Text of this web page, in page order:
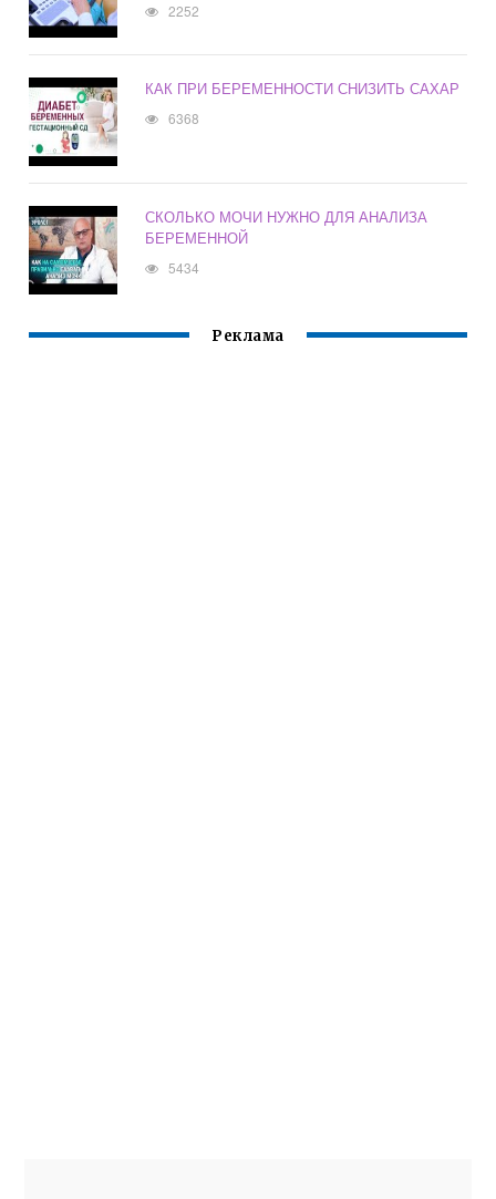
2252
КАК ПРИ БЕРЕМЕННОСТИ СНИЗИТЬ САХАР
6368
СКОЛЬКО МОЧИ НУЖНО ДЛЯ АНАЛИЗА
БЕРЕМЕННОЙ
5434
Реклама